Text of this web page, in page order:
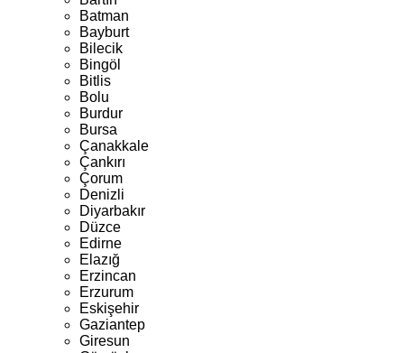
Batman
Bayburt
Bilecik
Bingöl
Bitlis
Bolu
Burdur
Bursa
Çanakkale
Çankırı
Çorum
Denizli
Diyarbakır
Düzce
Edirne
Elazığ
Erzincan
Erzurum
Eskişehir
Gaziantep
Giresun